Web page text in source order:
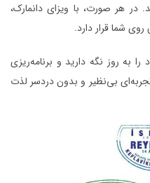
در هر صورت، با ویزای دانمارک،
شما قرار دارد.
به روز نگه دارید و برنامه‌ریزی
بی‌نظیر و بدون دردسر لذت